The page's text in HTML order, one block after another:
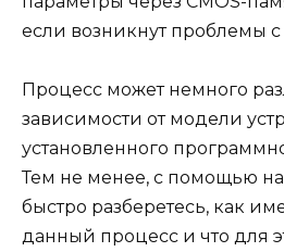
если возникнут проблемы
Процесс может немного
зависимости от модели
установленного
Тем не менее, с помощью
быстро разберетесь, как
данный процесс и что для